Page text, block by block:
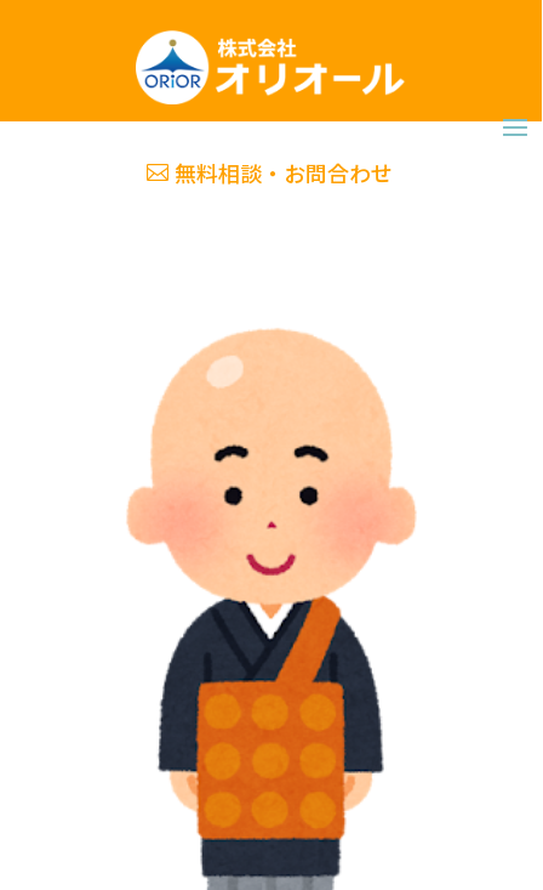
無料相談・お問合わせ